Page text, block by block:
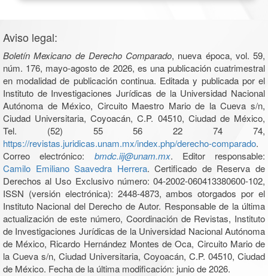
Aviso legal:
Boletín Mexicano de Derecho Comparado, nueva época, vol. 59,
núm. 176, mayo-agosto de 2026, es una publicación cuatrimestral
en modalidad de publicación continua. Editada y publicada por el
Instituto de Investigaciones Jurídicas de la Universidad Nacional
Autónoma de México, Circuito Maestro Mario de la Cueva s/n,
Ciudad Universitaria, Coyoacán, C.P. 04510, Ciudad de México,
Tel. (52) 55 56 22 74 74,
https://revistas.juridicas.unam.mx/index.php/derecho-comparado.
Correo electrónico: bmdc.iij@unam.mx. Editor responsable:
Camilo Emiliano Saavedra Herrera. Certificado de Reserva de
Derechos al Uso Exclusivo número: 04-2002-060413380600-102,
ISSN (versión electrónica): 2448-4873, ambos otorgados por el
Instituto Nacional del Derecho de Autor. Responsable de la última
actualización de este número, Coordinación de Revistas, Instituto
de Investigaciones Jurídicas de la Universidad Nacional Autónoma
de México, Ricardo Hernández Montes de Oca, Circuito Mario de
la Cueva s/n, Ciudad Universitaria, Coyoacán, C.P. 04510, Ciudad
de México. Fecha de la última modificación: junio de 2026.